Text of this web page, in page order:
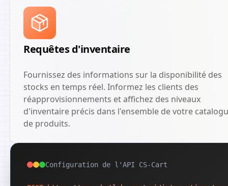
Requêtes d'inventaire
Fournissez des informations sur la disponibilité des
stocks en temps réel. Informez les clients des
réapprovisionnements et affichez des niveaux
d'inventaire précis dans l'ensemble de votre
de produits.
Configuration de l'API CS-Cart